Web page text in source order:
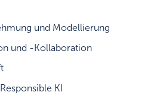
und Modellierung
und -Kollaboration
KI